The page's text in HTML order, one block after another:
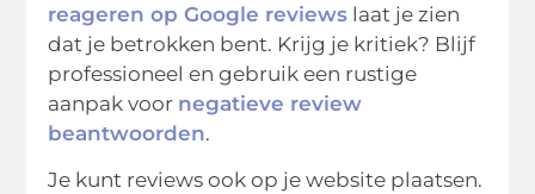
reageren op Google reviews laat je zien
dat je betrokken bent. Krijg je kritiek? Blijf
professioneel en gebruik een rustige
aanpak voor negatieve review
beantwoorden.
Je kunt reviews ook op je website plaatsen.